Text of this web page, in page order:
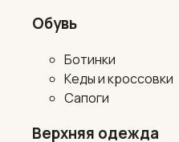
Обувь
Ботинки
Кеды и кроссовки
Сапоги
Верхняя одежда